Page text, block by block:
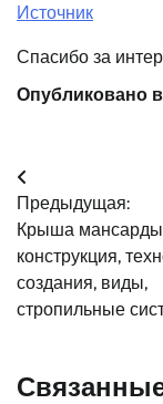
Источник
Спасибо за
Опубликовано в
Навигация
по
записям
Предыдущая:
Крыша
конструкция,
создания, виды,
стропильные